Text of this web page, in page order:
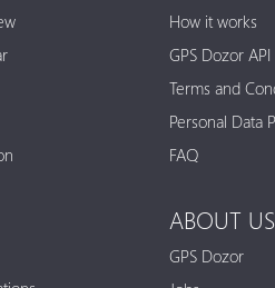
How it works
GPS Dozor API
Terms and
Personal Data
FAQ
ABOUT US
GPS Dozor